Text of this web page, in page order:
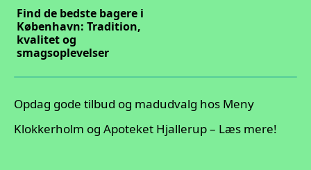
Find de bedste bagere i
København: Tradition,
kvalitet og
smagsoplevelser
Opdag gode tilbud og madudvalg hos Meny
Klokkerholm og Apoteket Hjallerup – Læs mere!